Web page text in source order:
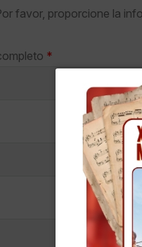
favor, proporcione la
*